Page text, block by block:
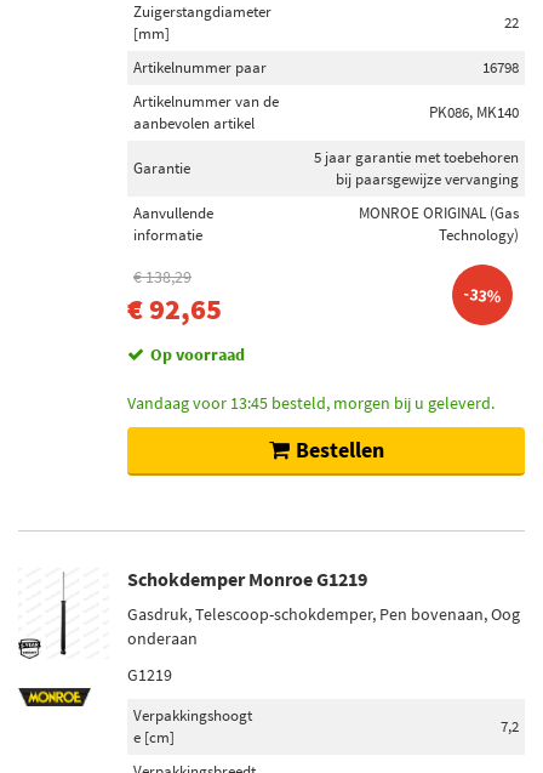
Zuigerstangdiameter
[mm]
22
Artikelnummer paar
16798
Artikelnummer van de
aanbevolen artikel
PK086, MK140
Garantie
5 jaar garantie met toebehoren
bij paarsgewijze vervanging
Aanvullende
informatie
MONROE ORIGINAL (Gas
Technology)
€ 138,29
€ 92,65 -33%
Op voorraad
Vandaag voor 13:45 besteld, morgen bij u geleverd.
Bestellen
Schokdemper Monroe G1219
Gasdruk, Telescoop-schokdemper, Pen bovenaan, Oog
onderaan
G1219
Verpakkingshoogt
e [cm]
7,2